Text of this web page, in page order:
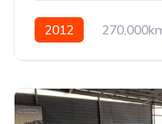
2012